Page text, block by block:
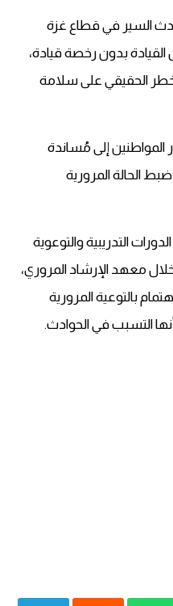
السير في قطاع غزة
بدون رخصة قيادة،
الحقيقي على سلامة
إلى مُساندة
الحالة المرورية
التدريبية والتوعوية
معهد الإرشاد المروري،
بالتوعية المرورية
التسبب في الحوادث.